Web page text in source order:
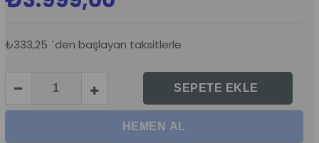
₺333,25 `den başlayan taksitlerle